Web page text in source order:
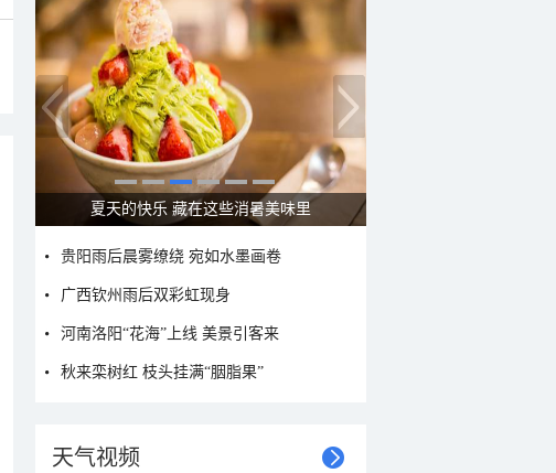
夏天的快乐 藏在这些消暑美味里
贵阳雨后晨雾缭绕 宛如水墨画卷
广西钦州雨后双彩虹现身
河南洛阳“花海”上线 美景引客来
秋来栾树红 枝头挂满“胭脂果”
天气视频